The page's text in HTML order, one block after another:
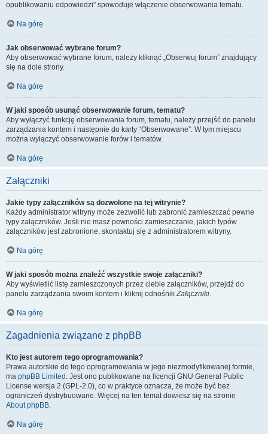
opublikowaniu odpowiedzi” spowoduje włączenie obserwowania tematu.
Na górę
Jak obserwować wybrane forum?
Aby obserwować wybrane forum, należy kliknąć „Obserwuj forum” znajdujący
się na dole strony.
Na górę
W jaki sposób usunąć obserwowanie forum, tematu?
Aby wyłączyć funkcję obserwowania forum, tematu, należy przejść do panelu
zarządzania kontem i następnie do karty “Obserwowane”. W tym miejscu
można wyłączyć obserwowanie forów i tematów.
Na górę
Załączniki
Jakie typy załączników są dozwolone na tej witrynie?
Każdy administrator witryny może zezwolić lub zabronić zamieszczać pewne
typy załączników. Jeśli nie masz pewności zamieszczanie, jakich typów
załączników jest zabronione, skontaktuj się z administratorem witryny.
Na górę
W jaki sposób można znaleźć wszystkie swoje załączniki?
Aby wyświetlić listę zamieszczonych przez ciebie załączników, przejdź do
panelu zarządzania swoim kontem i kliknij odnośnikZałączniki.
Na górę
Zagadnienia związane z phpBB
Kto jest autorem tego oprogramowania?
Prawa autorskie do tego oprogramowania w jego niezmodyfikowanej formie,
ma phpBB Limited . Jest ono publikowane na licencji GNU General Public
License wersja 2 (GPL-2.0), co w praktyce oznacza, że może być bez
ograniczeń dystrybuowane. Więcej na ten temat dowiesz się na stronie
About phpBB.
Na górę